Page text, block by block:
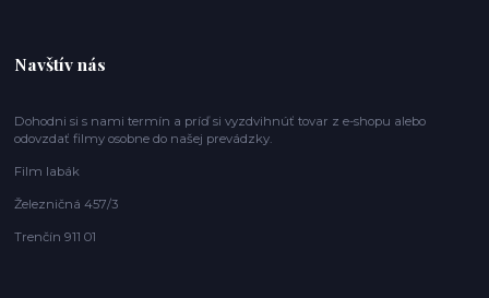
Navštív nás
Dohodni si s nami termín a príď si vyzdvihnúť tovar z e-shopu alebo
odovzdať filmy osobne do našej prevádzky.
Film labák
Železničná 457/3
Trenčín 911 01